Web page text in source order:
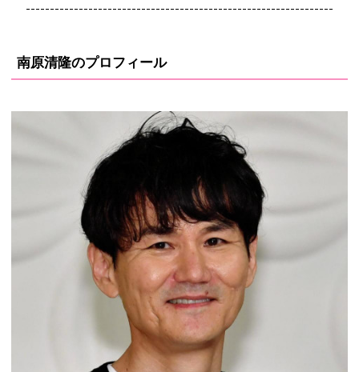
----------------------------------------------------------------
南原清隆のプロフィール